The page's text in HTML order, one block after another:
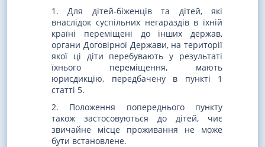
1. Для дітей-біженців та дітей, які
внаслідок суспільних негараздів в їхній
країні переміщені до інших держав,
органи Договірної Держави, на території
якої ці діти перебувають у результаті
їхнього переміщення, мають
юрисдикцію, передбачену в пункті 1
статті 5.
2. Положення попереднього пункту
також застосовуються до дітей, чиє
звичайне місце проживання не може
бути встановлене.